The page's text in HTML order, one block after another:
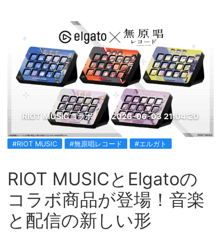
RIOT MUSICコラボ 2026-06-03 21:04:20
#RIOT MUSIC #無原唱レコード #エルガト
RIOT MUSICとElgatoの
コラボ商品が登場！音楽
と配信の新しい形